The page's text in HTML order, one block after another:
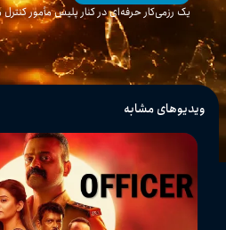
یک رزمی‌کار حرفه‌ای در کنار پلیس مأمور
ویدیوهای مشابه